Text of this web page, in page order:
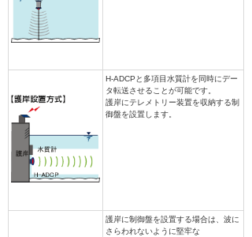
H-ADCPと多項目水質計を同時にデー
タ転送させることが可能です。
護岸にテレメトリー装置を収納する制
御盤を設置します。
護岸に制御盤を設置する場合は、波に
さらわれないように堅牢な